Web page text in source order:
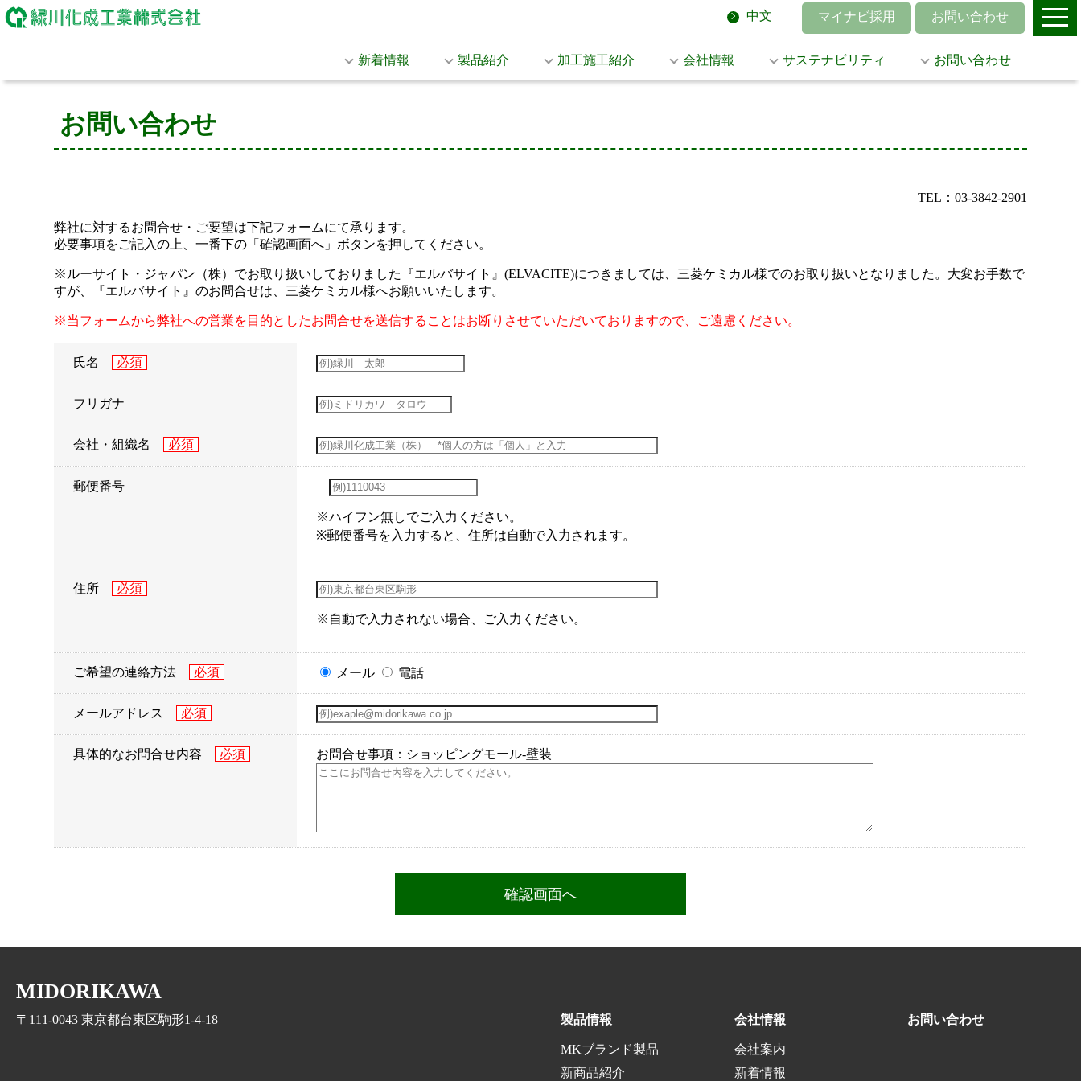
中文 マイナビ採用 お問い合わせ
新着情報 製品紹介 加工施工紹介 会社情報 サステナビリティ お問い合わせ
お問い合わせ
TEL：03-3842-2901
弊社に対するお問合せ・ご要望は下記フォームにて承ります。
必要事項をご記入の上、一番下の「確認画面へ」ボタンを押してください。
※ルーサイト・ジャパン（株）でお取り扱いしておりました『エルバサイト』(ELVACITE)につきましては、三菱ケミカル様でのお取り扱いとなりました。大変お手数で
すが、『エルバサイト』のお問合せは、三菱ケミカル様へお願いいたします。
※当フォームから弊社への営業を目的としたお問合せを送信することはお断りさせていただいておりますので、ご遠慮ください。
氏名
フリガナ
会社・組織名
郵便番号
※ハイフン無しでご入力ください。
※郵便番号を入力すると、住所は自動で入力されます。
住所
※自動で入力されない場合、ご入力ください。
ご希望の連絡方法 メール 電話
メールアドレス
具体的なお問合せ内容 お問合せ事項：ショッピングモール-壁装
MIDORIKAWA
〒111-0043 東京都台東区駒形1-4-18 製品情報
MKブランド製品
新商品紹介
会社情報
会社案内
新着情報
お問い合わせ